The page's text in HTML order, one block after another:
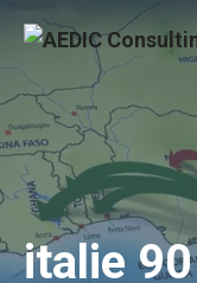
italie 90